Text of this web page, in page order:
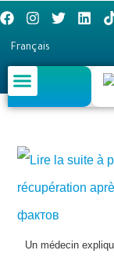
Français
Un médecin